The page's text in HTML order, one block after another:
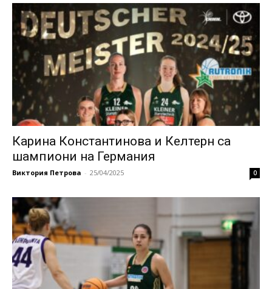
Карина Константинова и Келтерн са
шампиони на Германия
Виктория Петрова - 25/04/2025 0